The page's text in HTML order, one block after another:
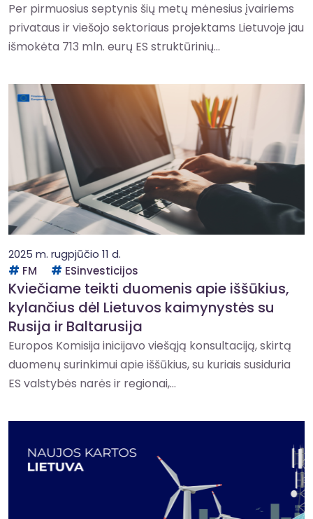
Per pirmuosius septynis šių metų mėnesius įvairiems
privataus ir viešojo sektoriaus projektams Lietuvoje jau
išmokėta 713 mln. eurų ES struktūrinių...
2025 m. rugpjūčio 11 d.
FM
ESinvesticijos
Kviečiame teikti duomenis apie iššūkius,
kylančius dėl Lietuvos kaimynystės su
Rusija ir Baltarusija
Europos Komisija inicijavo viešąją konsultaciją, skirtą
duomenų surinkimui apie iššūkius, su kuriais susiduria
ES valstybės narės ir regionai,...